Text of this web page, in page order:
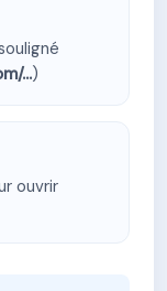
...)
ouvrir